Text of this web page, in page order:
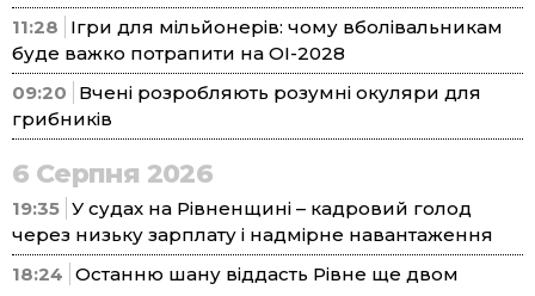
11:28
Ігри для мільйонерів: чому вболівальникам
буде важко потрапити на ОІ-2028
09:20
Вчені розробляють розумні окуляри для
грибників
6 Серпня 2026
19:35 У судах на Рівненщині – кадровий голод
через низьку зарплату і надмірне навантаження
18:24 Останню шану віддасть Рівне ще двом